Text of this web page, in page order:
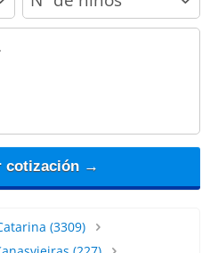
cotización →
(3309)